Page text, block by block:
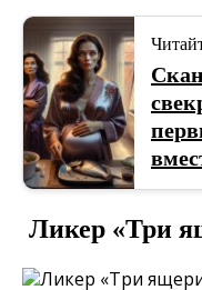
Ликер «Три